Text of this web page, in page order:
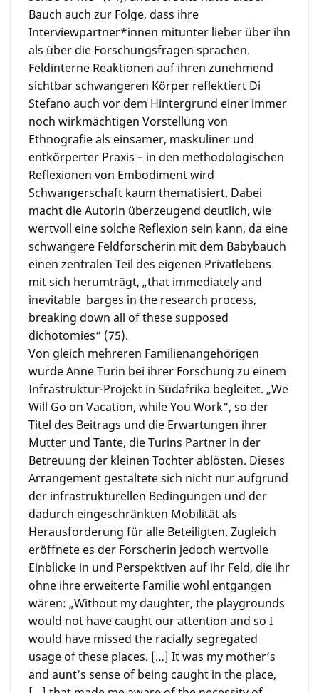
Bauch auch zur Folge, dass ihre
Interviewpartner*innen mitunter lieber über ihn
als über die Forschungsfragen sprachen.
Feldinterne Reaktionen auf ihren zunehmend
sichtbar schwangeren Körper reflektiert Di
Stefano auch vor dem Hintergrund einer immer
noch wirkmächtigen Vorstellung von
Ethnografie als einsamer, maskuliner und
entkörperter Praxis – in den methodologischen
Reflexionen von Embodiment wird
Schwangerschaft kaum thematisiert. Dabei
macht die Autorin überzeugend deutlich, wie
wertvoll eine solche Reflexion sein kann, da eine
schwangere Feldforscherin mit dem Babybauch
einen zentralen Teil des eigenen Privatlebens
mit sich herumträgt, „that immediately and
inevitable barges in the research process,
breaking down all of these supposed
dichotomies“ (75).
Von gleich mehreren Familienangehörigen
wurde Anne Turin bei ihrer Forschung zu einem
Infrastruktur-Projekt in Südafrika begleitet. „We
Will Go on Vacation, while You Work“, so der
Titel des Beitrags und die Erwartungen ihrer
Mutter und Tante, die Turins Partner in der
Betreuung der kleinen Tochter ablösten. Dieses
Arrangement gestaltete sich nicht nur aufgrund
der infrastrukturellen Bedingungen und der
dadurch eingeschränkten Mobilität als
Herausforderung für alle Beteiligten. Zugleich
eröffnete es der Forscherin jedoch wertvolle
Einblicke in und Perspektiven auf ihr Feld, die ihr
ohne ihre erweiterte Familie wohl entgangen
wären: „Without my daughter, the playgrounds
would not have caught our attention and so I
would have missed the racially segregated
usage of these places. […] It was my mother’s
and aunt’s sense of being caught in the place,